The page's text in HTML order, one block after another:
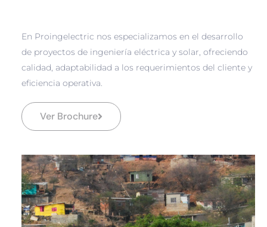
En Proingelectric nos especializamos en el desarrollo
de proyectos de ingeniería eléctrica y solar, ofreciendo
calidad, adaptabilidad a los requerimientos del cliente y
eficiencia operativa.
Ver Brochure